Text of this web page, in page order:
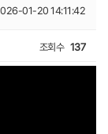
01-20 14:11:42
조회수 137